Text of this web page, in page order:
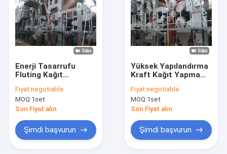
Enerji Tasarrufu
Fluting Kağıt
Çevre Dostu
Fiyat:negotiable
MOQ:1set
Son Fiyat alın
Şimdi başvurun
Yüksek Yapılandırma
Kraft Kağıt Yapma
Dönüşüm Yüksek Hız
Fiyat:negotiable
MOQ:1set
Son Fiyat alın
Şimdi başvurun